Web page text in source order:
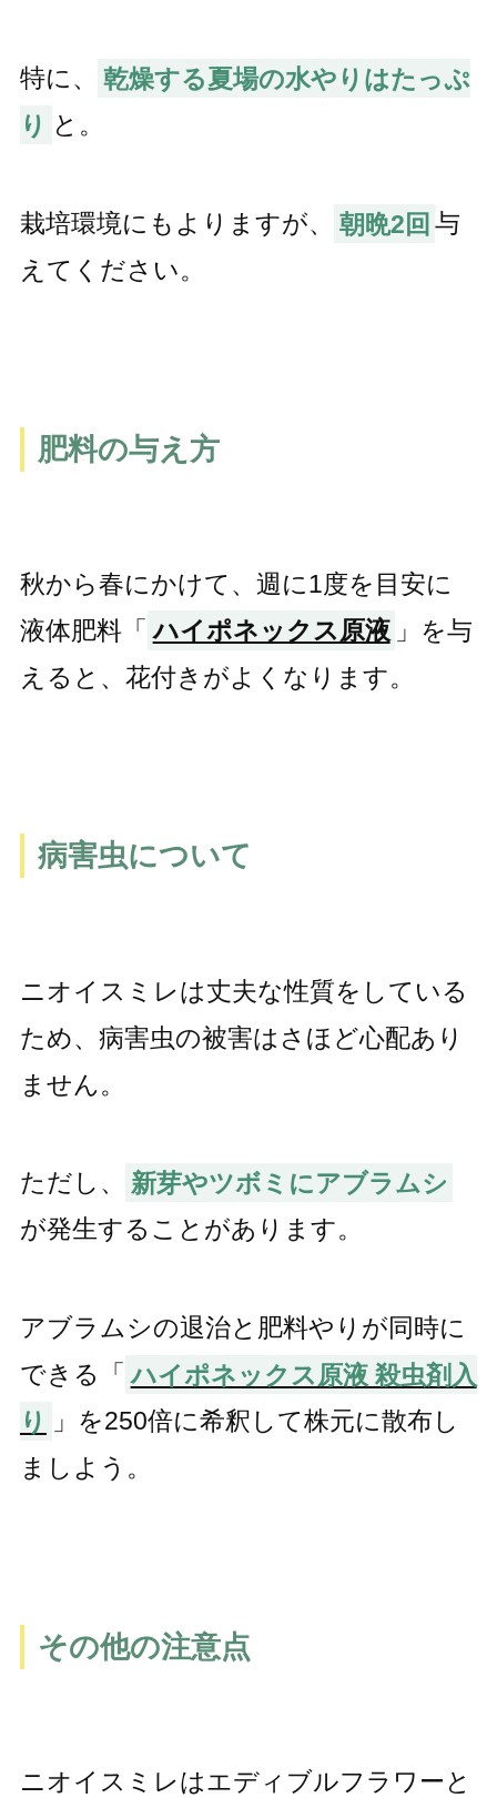
特に、
乾燥する夏場の水やりはたっぷ
り と。
栽培環境にもよりますが、 朝晩2回 与
えてください。
肥料の与え方
秋から春にかけて、週に1度を目安に
液体肥料「 ハイポネックス原液 」を与
えると、花付きがよくなります。
病害虫について
ニオイスミレは丈夫な性質をしている
ため、病害虫の被害はさほど心配あり
ません。
ただし、
新芽やツボミにアブラムシ
が発生することがあります。
アブラムシの退治と肥料やりが同時に
できる「 ハイポネックス原液 殺虫剤入
り
」を250倍に希釈して株元に散布し
ましよう。
その他の注意点
ニオイスミレはエディブルフラワーと